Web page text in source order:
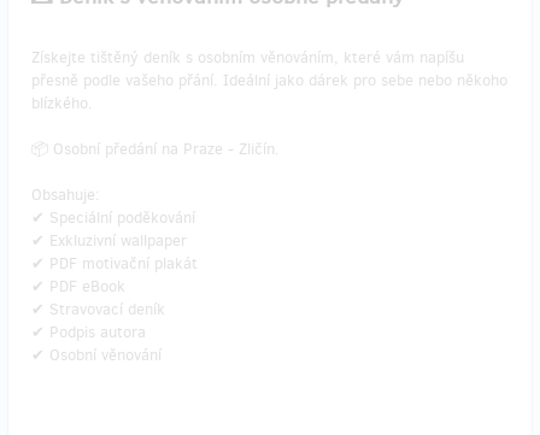
​Získejte tištěný deník s osobním věnováním, které vám napíšu
přesně podle vašeho přání. Ideální jako dárek pro sebe nebo někoho
blízkého.
📦 Osobní předání na Praze - Zličín.
Obsahuje:
✔ Speciální poděkování
✔ Exkluzivní wallpaper
✔ PDF motivační plakát
✔ PDF eBook
✔ Stravovací deník
✔ Podpis autora
✔ Osobní věnování